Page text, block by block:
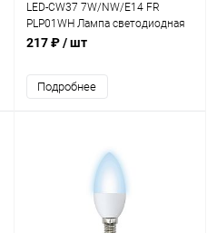
LED-CW37 7W/NW/E14 FR
PLP01WH Лампа светодиодная
Vople."свеча на ветру", белый
217 ₽/ шт
Подробнее